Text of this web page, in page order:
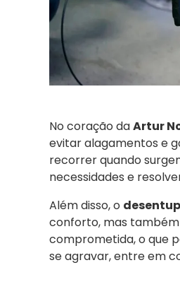
No coração daArtur
evitar alagamentos e
recorrer quando
necessidades e
Além disso, o
conforto, mas também
comprometida, o que
se agravar, entre em